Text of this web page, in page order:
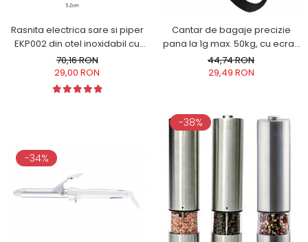
Rasnita electrica sare si piper
EKP002 din otel inoxidabil cu
camere depozitare
transparente, control finetea
macinarii
70,16 RON
29,00 RON
Cantar de bagaje precizie
pana la 1g max. 50kg, cu ecran
LCD, usor ideal calatorii
44,74 RON
29,49 RON
-34%
-38%